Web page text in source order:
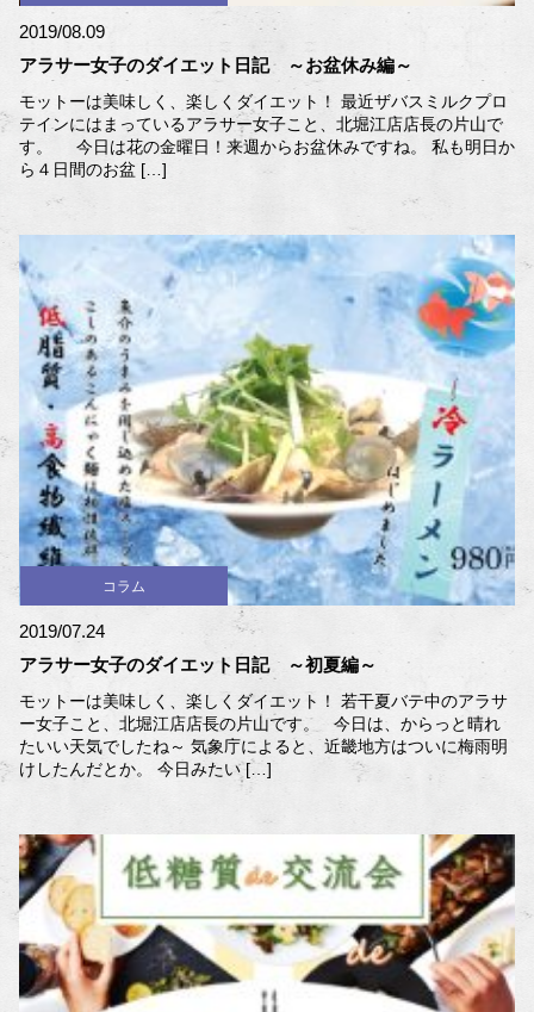
2019/08.09
アラサー女子のダイエット日記 ～お盆休み編～
モットーは美味しく、楽しくダイエット！ 最近ザバスミルクプロ
テインにはまっているアラサー女子こと、北堀江店店長の片山で
す。 今日は花の金曜日！来週からお盆休みですね。 私も明日か
ら４日間のお盆 […]
コラム
2019/07.24
アラサー女子のダイエット日記 ～初夏編～
モットーは美味しく、楽しくダイエット！ 若干夏バテ中のアラサ
ー女子こと、北堀江店店長の片山です。 今日は、からっと晴れ
たいい天気でしたね～ 気象庁によると、近畿地方はついに梅雨明
けしたんだとか。 今日みたい […]